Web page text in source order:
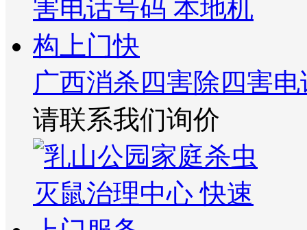
广西消杀四害除四害
请联系我们询价